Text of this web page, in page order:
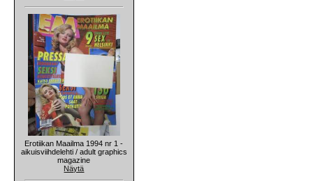
Erotiikan Maailma 1994 nr 1 -
aikuisviihdelehti / adult graphics
magazine
Näytä